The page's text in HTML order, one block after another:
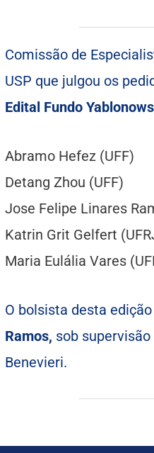
Comissão de
USP que julgou os
Edital Fundo
Abramo Hefez (UFF)
Detang Zhou (UFF)
Jose Felipe Linares
Katrin Grit Gelfert
Maria Eulália Vares
O bolsista desta
Ramos, sob
Benevieri.